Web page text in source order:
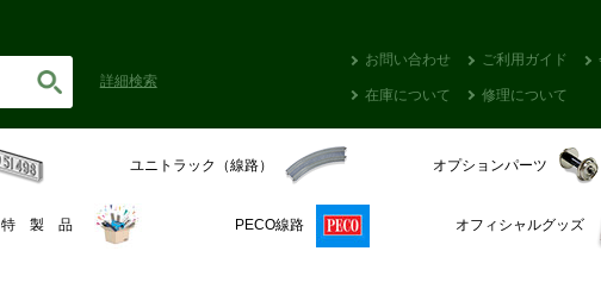
詳細検索
お問い合わせ ご利用ガイド
在庫について 修理について
ユニトラック（線路） オプションパーツ
特 製 品 PECO線路 オフィシャルグッズ